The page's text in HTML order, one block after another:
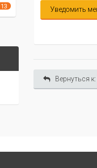
Уведомить
Вернуться
13